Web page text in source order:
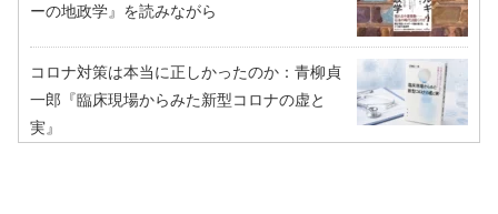
ーの地政学』を読みながら
コロナ対策は本当に正しかったのか：青柳貞
一郎『臨床現場からみた新型コロナの虚と
実』